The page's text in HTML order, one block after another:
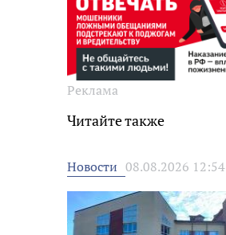
Реклама
Читайте также
Новости 08.08.2026 12:54